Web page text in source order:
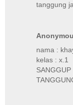
tanggung
nama :
kelas : x.1